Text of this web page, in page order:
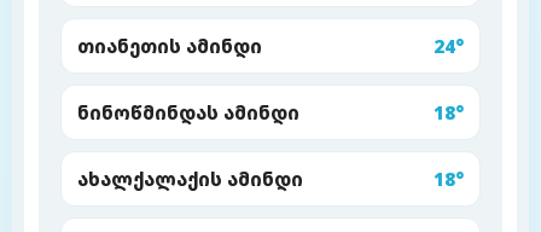
თიანეთის ამინდი 24°
ნინოწმინდას ამინდი 18°
ახალქალაქის ამინდი 18°